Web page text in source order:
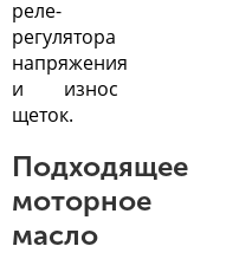
реле-
регулятора
напряжения
и износ
щеток.
Подходящее
моторное
масло